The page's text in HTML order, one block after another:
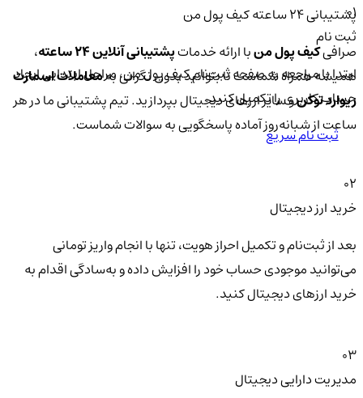
پشتیبانی ۲۴ ساعته کیف پول من
صرافیکیف پول منبا ارائه خدماتپشتیبانی آنلاین ۲۴ ساعته
،
همیشه همراه شماست تا بتوانید بدون نگرانی بهمعاملات اسمارت
ریوارد توکنو سایر ارزهای دیجیتال بپردازید. تیم پشتیبانی ما در هر
ساعت از شبانه‌روز آماده پاسخگویی به سوالات شماست.
01
ثبت نام
ابتدا با مراجعه به صفحه ثبت‌نام کیف‌ پول من، مراحل ابتدایی ایجاد
حساب کاربری را تکمیل کنید.
ثبت نام سریع
02
خرید ارز دیجیتال
بعد از ثبت‌نام و تکمیل احراز هویت، تنها با انجام واریز تومانی
می‌توانید موجودی حساب خود را افزایش داده و به‌سادگی اقدام به
خرید ارزهای دیجیتال کنید.
03
مدیریت دارایی دیجیتال